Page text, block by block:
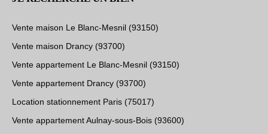
Vente maison Le Blanc-Mesnil (93150)
Vente maison Drancy (93700)
Vente appartement Le Blanc-Mesnil (93150)
Vente appartement Drancy (93700)
Location stationnement Paris (75017)
Vente appartement Aulnay-sous-Bois (93600)